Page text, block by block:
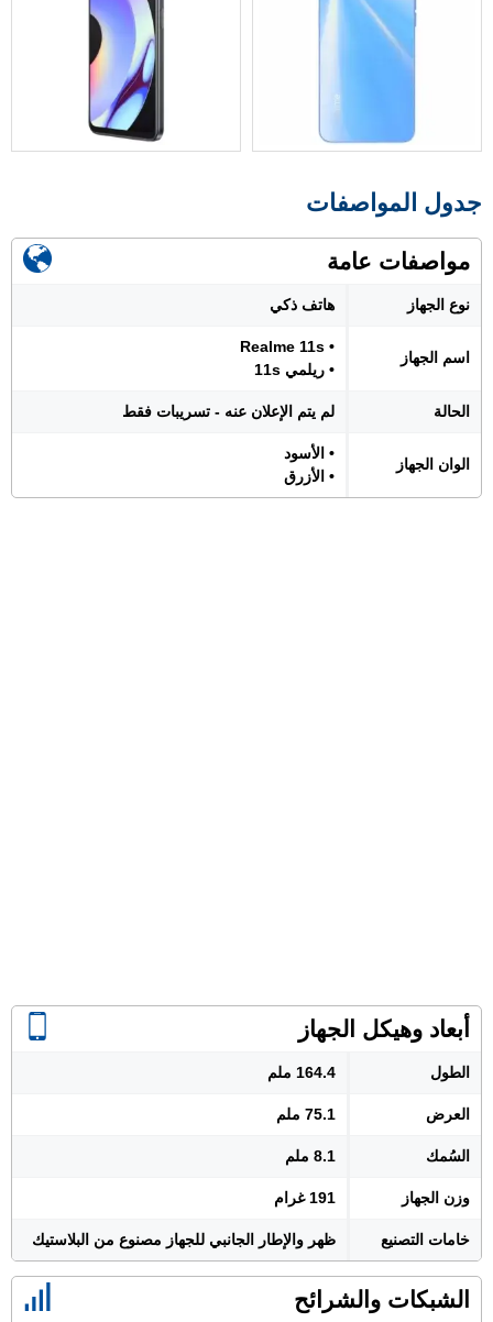
جدول المواصفات
مواصفات عامة
نوع الجهاز هاتف ذكي
اسم الجهاز
• Realme 11s
• ريلمي 11s
الحالة لم يتم الإعلان عنه - تسريبات فقط
الوان الجهاز
• الأسود
• الأزرق
أبعاد وهيكل الجهاز
الطول 164.4 ملم
العرض 75.1 ملم
السُمك 8.1 ملم
وزن الجهاز 191 غرام
خامات التصنيع ظهر والإطار الجانبي للجهاز مصنوع من البلاستيك
الشبكات والشرائح